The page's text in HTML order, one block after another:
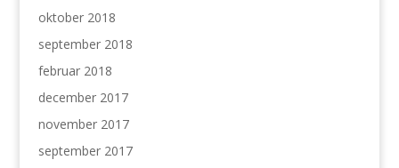
oktober 2018
september 2018
februar 2018
december 2017
november 2017
september 2017